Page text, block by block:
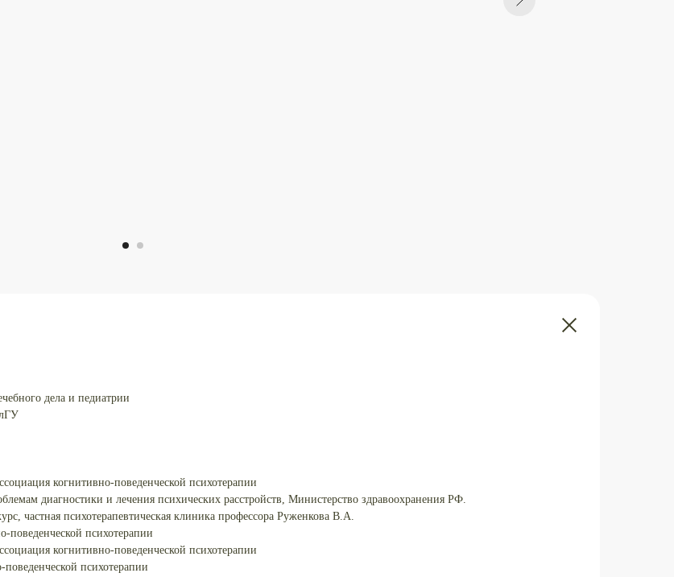
дела и педиатрии
когнитивно-поведенческой психотерапии
диагностики и лечения психических расстройств, Министерство здравоохранения РФ.
частная психотерапевтическая клиника профессора Руженкова В.А.
психотерапии
когнитивно-поведенческой психотерапии
психотерапии